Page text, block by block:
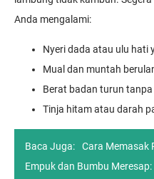
Anda mengalami:
Nyeri dada atau ulu hati
Mual dan muntah
Berat badan turun tanpa
Tinja hitam atau darah
Baca Juga:
Cara Memasak
Empuk dan Bumbu